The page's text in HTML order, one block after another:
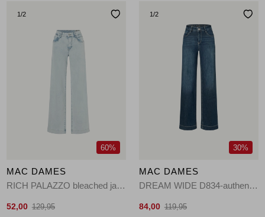
1/2
60%
MAC DAMES
RICH PALAZZO bleached japan blue-
52,00 129,95
1/2
30%
MAC DAMES
DREAM WIDE D834-authentic dark blue
84,00 119,95